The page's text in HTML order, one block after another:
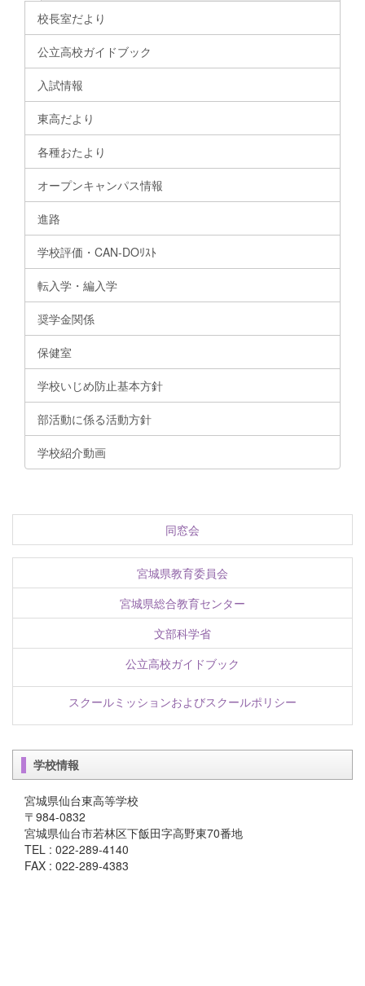
校長室だより
公立高校ガイドブック
入試情報
東高だより
各種おたより
オープンキャンパス情報
進路
学校評価・CAN-DOﾘｽﾄ
転入学・編入学
奨学金関係
保健室
学校いじめ防止基本方針
部活動に係る活動方針
学校紹介動画
同窓会
宮城県教育委員会
宮城県総合教育センター
文部科学省
公立高校ガイドブック
スクールミッションおよびスクールポリシー
学校情報
宮城県仙台東高等学校
〒984-0832
宮城県仙台市若林区下飯田字高野東70番地
TEL : 022-289-4140
FAX : 022-289-4383